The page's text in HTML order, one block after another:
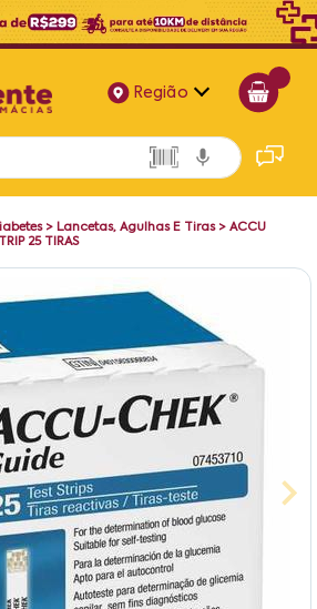
Região
Alagoas
Bahia
> Lancetas, Agulhas E Tiras> ACCU
25 TIRAS